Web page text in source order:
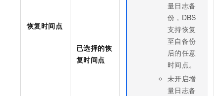
恢复时间点
已选择的恢
复时间点
量日志备
份，DBS
支持恢复
至自备份
后的任意
时间点。
未开启增
量日志备